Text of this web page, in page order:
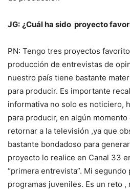
JG: ¿Cuál ha sido proyecto
PN: Tengo tres proyectos
producción de entrevistas de
nuestro país tiene bastante
para producir. Es importante
informativa no solo es noticiero,
para producir, en algún
retornar a la televisión ,ya que
bastante bondadoso para
proyecto lo realice en Canal 33
“primera entrevista”. Mi
programas juveniles. Es un reto